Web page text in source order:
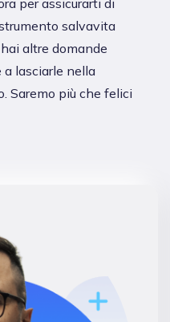
per assicurarti di
salvavita
altre domande
lasciarle nella
Saremo più che felici